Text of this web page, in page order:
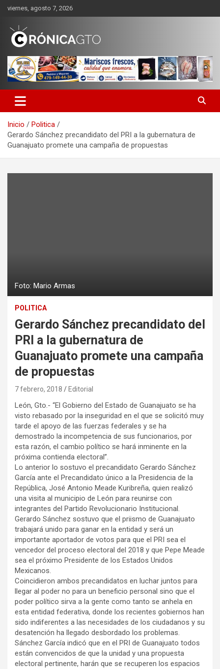
Saltar
contenido
viernes, agosto 7, 2026
CRONICA GUANAJUATO
Inicio
Politica
Gerardo Sánchez precandidato del PRI a la gubernatura de
Guanajuato promete una campaña de propuestas
Foto: Mario Armas
POLITICA
Gerardo Sánchez precandidato del
PRI a la gubernatura de
Guanajuato promete una campaña
de propuestas
7 febrero, 2018 Editorial
León, Gto.- “El Gobierno del Estado de Guanajuato se ha
visto rebasado por la inseguridad en el que se solicitó muy
tarde el apoyo de las fuerzas federales y se ha
demostrado la incompetencia de sus funcionarios, por
esta razón, el cambio político se hará inminente en la
próxima contienda electoral”.
Lo anterior lo sostuvo el precandidato Gerardo Sánchez
García ante el Precandidato único a la Presidencia de la
República, José Antonio Meade Kuribreña, quien realizó
una visita al municipio de León para reunirse con
integrantes del Partido Revolucionario Institucional.
Gerardo Sánchez sostuvo que el priismo de Guanajuato
trabajará unido para ganar en la entidad y será un
importante aportador de votos para que el PRI sea el
vencedor del proceso electoral del 2018 y que Pepe Meade
sea el próximo Presidente de los Estados Unidos
Mexicanos.
Coincidieron ambos precandidatos en luchar juntos para
llegar al poder no para un beneficio personal sino que el
poder político sirva a la gente como tanto se anhela en
esta entidad federativa, donde los recientes gobiernos han
sido indiferentes a las necesidades de los ciudadanos y su
desatención ha llegado desbordado los problemas.
Sánchez García indicó que en el PRI de Guanajuato todos
están convencidos de que la unidad y una propuesta
electoral pertinente, harán que se recuperen los espacios